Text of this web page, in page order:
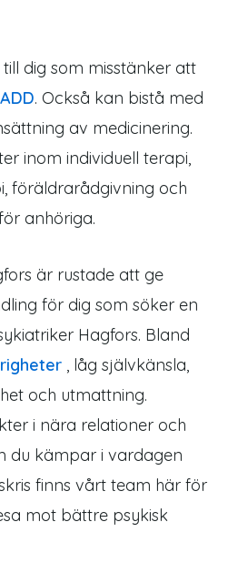
dig som misstänker att
. Också kan bistå med
av medicinering.
inom individuell terapi,
föräldrarådgivning och
anhöriga.
är rustade att ge
för dig som söker en
Hagfors. Bland
, låg självkänsla,
och utmattning.
i nära relationer och
du kämpar i vardagen
finns vårt team här för
mot bättre psykisk